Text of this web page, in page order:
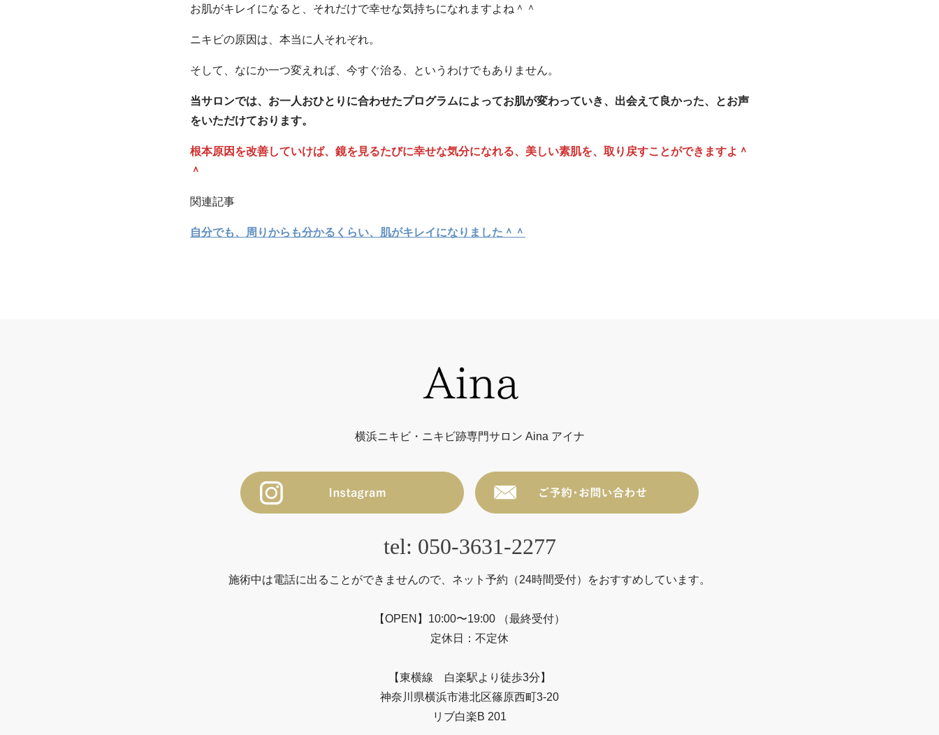
お肌がキレイになると、それだけで幸せな気持ちになれますよね＾＾
ニキビの原因は、本当に人それぞれ。
そして、なにか一つ変えれば、今すぐ治る、というわけでもありません。
当サロンでは、お一人おひとりに合わせたプログラムによってお肌が変わっていき、出会えて良かった、とお声
をいただけております。
根本原因を改善していけば、鏡を見るたびに幸せな気分になれる、美しい素肌を、取り戻すことができますよ＾
＾
関連記事
自分でも、周りからも分かるくらい、肌がキレイになりました＾＾
横浜ニキビ・ニキビ跡専門サロン Aina アイナ
tel: 050-3631-2277
施術中は電話に出ることができませんので、ネット予約（24時間受付）をおすすめしています。
【OPEN】10:00〜19:00 （最終受付）
定休日：不定休
【東横線 白楽駅より徒歩3分】
神奈川県横浜市港北区篠原西町3-20
リブ白楽B 201